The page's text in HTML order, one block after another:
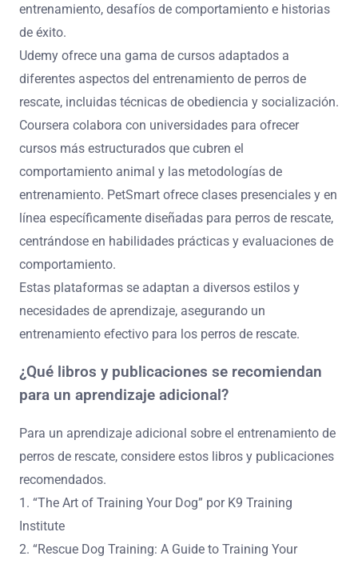
entrenamiento, desafíos de comportamiento e historias
de éxito.
Udemy ofrece una gama de cursos adaptados a
diferentes aspectos del entrenamiento de perros de
rescate, incluidas técnicas de obediencia y socialización.
Coursera colabora con universidades para ofrecer
cursos más estructurados que cubren el
comportamiento animal y las metodologías de
entrenamiento. PetSmart ofrece clases presenciales y en
línea específicamente diseñadas para perros de rescate,
centrándose en habilidades prácticas y evaluaciones de
comportamiento.
Estas plataformas se adaptan a diversos estilos y
necesidades de aprendizaje, asegurando un
entrenamiento efectivo para los perros de rescate.
¿Qué libros y publicaciones se recomiendan
para un aprendizaje adicional?
Para un aprendizaje adicional sobre el entrenamiento de
perros de rescate, considere estos libros y publicaciones
recomendados.
1. “The Art of Training Your Dog” por K9 Training
Institute
2. “Rescue Dog Training: A Guide to Training Your